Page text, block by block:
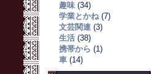
趣味 (34)
学業とかね (7)
文芸関連 (3)
生活 (38)
携帯から (1)
車 (14)